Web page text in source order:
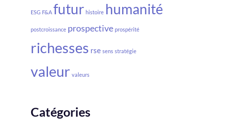
ESG F&A futur histoire humanité
postcroissance prospective prospérité
richesses rse sens stratégie
valeur valeurs
Catégories